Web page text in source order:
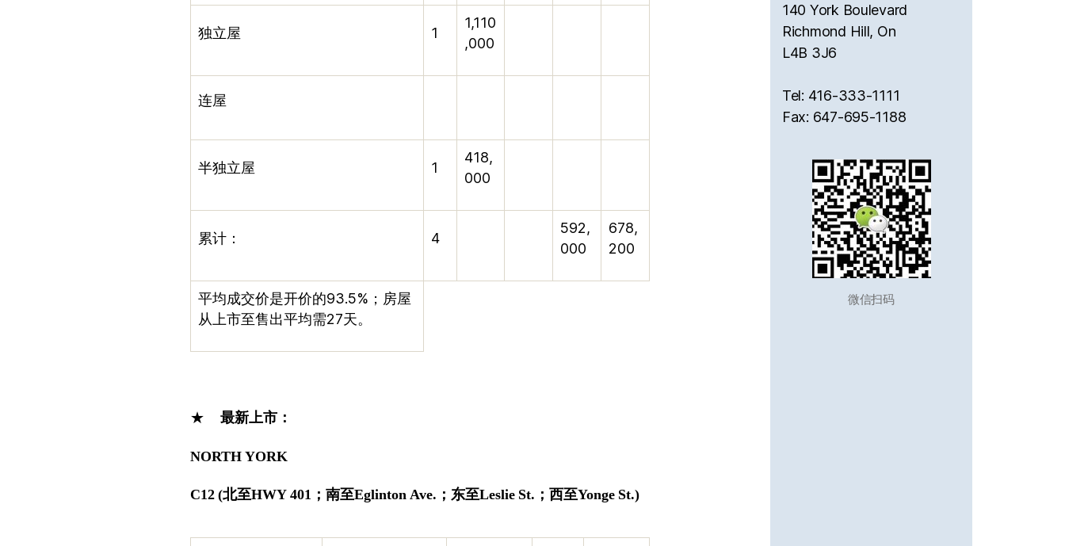
独立屋 1
1,110
,000
连屋
半独立屋 1
418,
000
累计： 4
592,
000
678,
200
平均成交价是开价的93.5% ；房屋
从上市至售出平均需27天。
★ 最新上市：
NORTH YORK
C12(北至HWY 401 ； 南至Eglinton Ave. ； 东至Leslie St. ； 西至Yonge St.)
140 York Boulevard
Richmond Hill, On
L4B 3J6
Tel: 416-333-1111
Fax: 647-695-1188
微信扫码